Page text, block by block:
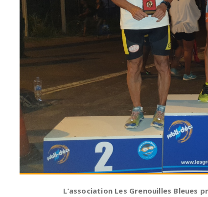
L’association Les Grenouilles Bleues